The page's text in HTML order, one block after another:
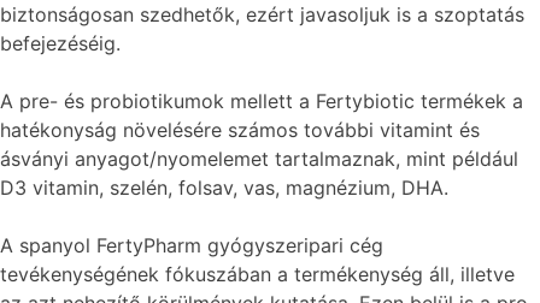
biztonságosan szedhetők, ezért javasoljuk is a szoptatás
befejezéséig.
A pre- és probiotikumok mellett a Fertybiotic termékek a
hatékonyság növelésére számos további vitamint és
ásványi anyagot/nyomelemet tartalmaznak, mint például
D3 vitamin, szelén, folsav, vas, magnézium, DHA.
A spanyol FertyPharm gyógyszeripari cég
tevékenységének fókuszában a termékenység áll, illetve